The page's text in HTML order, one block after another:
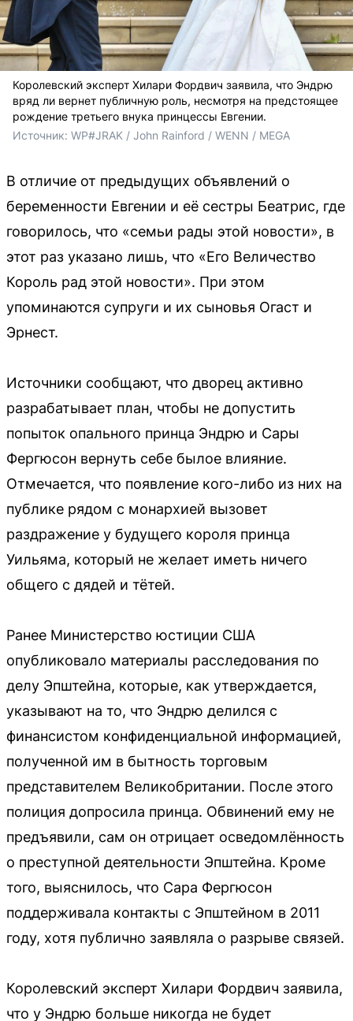
Королевский эксперт Хилари Фордвич заявила, что Эндрю
вряд ли вернет публичную роль, несмотря на предстоящее
рождение третьего внука принцессы Евгении.
Источник: WP#JRAK / John Rainford / WENN / MEGA
В отличие от предыдущих объявлений о
беременности Евгении и её сестры Беатрис, где
говорилось, что «семьи рады этой новости», в
этот раз указано лишь, что «Его Величество
Король рад этой новости». При этом
упоминаются супруги и их сыновья Огаст и
Эрнест.
Источники сообщают, что дворец активно
разрабатывает план, чтобы не допустить
попыток опального принца Эндрю и Сары
Фергюсон вернуть себе былое влияние.
Отмечается, что появление кого-либо из них на
публике рядом с монархией вызовет
раздражение у будущего короля принца
Уильяма, который не желает иметь ничего
общего с дядей и тётей.
Ранее Министерство юстиции США
опубликовало материалы расследования по
делу Эпштейна, которые, как утверждается,
указывают на то, что Эндрю делился с
финансистом конфиденциальной информацией,
полученной им в бытность торговым
представителем Великобритании. После этого
полиция допросила принца. Обвинений ему не
предъявили, сам он отрицает осведомлённость
о преступной деятельности Эпштейна. Кроме
того, выяснилось, что Сара Фергюсон
поддерживала контакты с Эпштейном в 2011
году, хотя публично заявляла о разрыве связей.
Королевский эксперт Хилари Фордвич заявила,
что у Эндрю больше никогда не будет